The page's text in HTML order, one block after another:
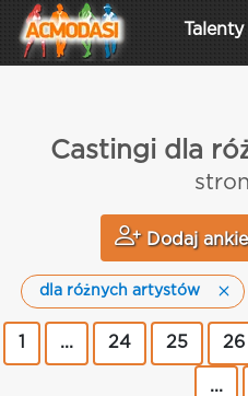
Talenty
Castingi dla
Dodaj
dla różnych artystów
... 24 25 26
...